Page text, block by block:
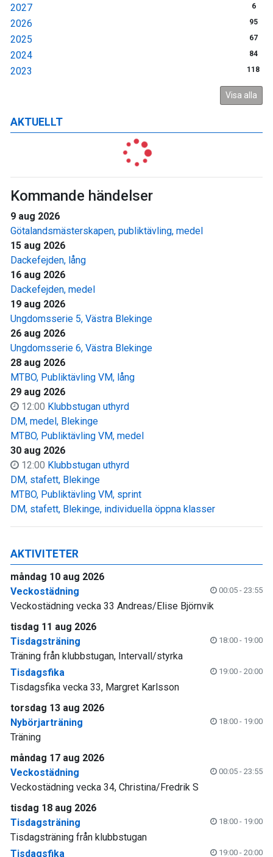
2027 6
2026 95
2025 67
2024 84
2023 118
Visa alla
AKTUELLT
Kommande händelser
9 aug 2026
Götalandsmästerskapen, publiktävling, medel
15 aug 2026
Dackefejden, lång
16 aug 2026
Dackefejden, medel
19 aug 2026
Ungdomsserie 5, Västra Blekinge
26 aug 2026
Ungdomsserie 6, Västra Blekinge
28 aug 2026
MTBO, Publiktävling VM, lång
29 aug 2026
12:00 Klubbstugan uthyrd
DM, medel, Blekinge
MTBO, Publiktävling VM, medel
30 aug 2026
12:00 Klubbstugan uthyrd
DM, stafett, Blekinge
MTBO, Publiktävling VM, sprint
DM, stafett, Blekinge, individuella öppna klasser
AKTIVITETER
måndag 10 aug 2026
Veckostädning
00:05 - 23:55
Veckostädning vecka 33 Andreas/Elise Björnvik
tisdag 11 aug 2026
Tisdagsträning
18:00 - 19:00
Träning från klubbstugan, Intervall/styrka
Tisdagsfika
19:00 - 20:00
Tisdagsfika vecka 33, Margret Karlsson
torsdag 13 aug 2026
Nybörjarträning
18:00 - 19:00
Träning
måndag 17 aug 2026
Veckostädning
00:05 - 23:55
Veckostädning vecka 34, Christina/Fredrik S
tisdag 18 aug 2026
Tisdagsträning
18:00 - 19:00
Tisdagsträning från klubbstugan
Tisdagsfika
19:00 - 20:00